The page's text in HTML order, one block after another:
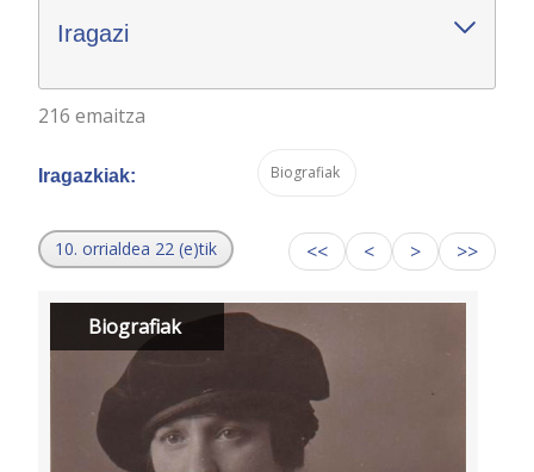
Iragazi
216 emaitza
Iragazkiak: Biografiak
10. orrialdea 22 (e)tik << < > >>
Biografiak